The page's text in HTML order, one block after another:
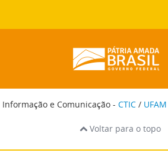
e Comunicação - CTIC / UFAM
Voltar para o topo